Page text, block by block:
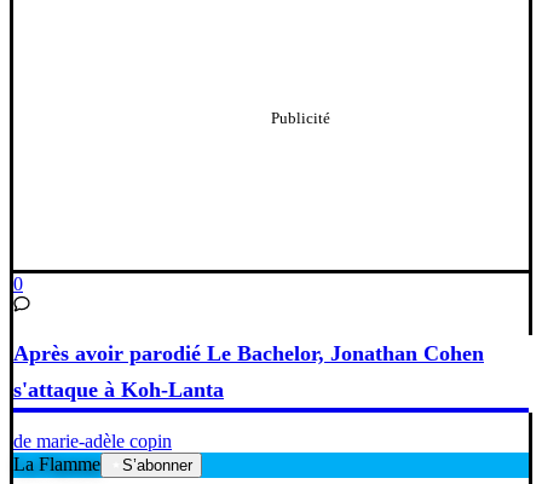
0
Après avoir parodié Le Bachelor, Jonathan Cohen
s'attaque à Koh-Lanta
de marie-adèle copin
La Flamme
S’abonner